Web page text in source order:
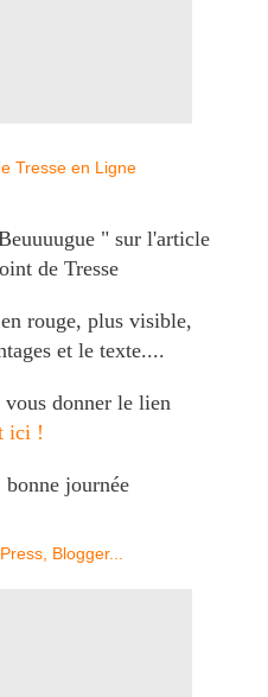
" sur l'article
de Tresse
rouge, plus visible,
et le texte....
vous donner le lien
ici !
journée